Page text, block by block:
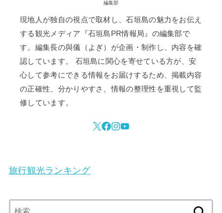
編集部
現地人が独自の視点で取材し、石垣島の魅力をお伝え
する観光メディア『石垣島PR情報局』の編集部で
す。編集長の與儀（よぎ）が企画・制作し、内容を確
認しています。 石垣島に関心を寄せている方が、安
心して参考にできる情報をお届けするため、掲載内容
の正確性、分かりやすさ、情報の整理性を重視して監
修しています。
旅行観光ランキング